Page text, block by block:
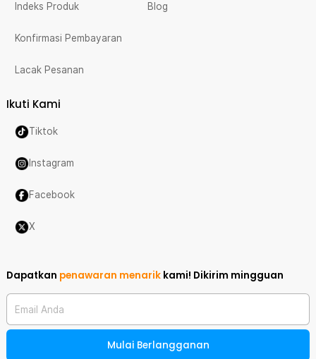
Indeks Produk
Konfirmasi Pembayaran
Lacak Pesanan
Blog
Ikuti Kami
Tiktok
Instagram
Facebook
X
Dapatkan penawaran menarik kami! Dikirim mingguan
Email Anda
Mulai Berlangganan